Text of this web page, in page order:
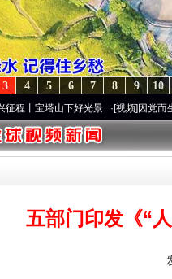
10
9
8
7
6
5
4
3
下好光景..·[视频]因党而生 为党而
五部门印发《“